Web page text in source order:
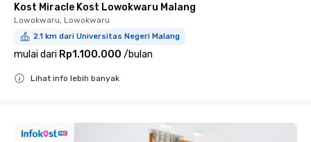
Kost Miracle Kost Lowokwaru Malang
Lowokwaru, Lowokwaru
2.1 km dari Universitas Negeri Malang
mulai dari Rp1.100.000 /bulan
Lihat info lebih banyak